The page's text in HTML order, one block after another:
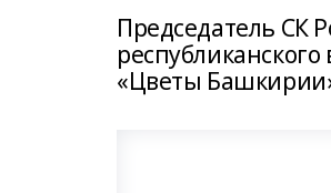
Председатель СК
«Цветы